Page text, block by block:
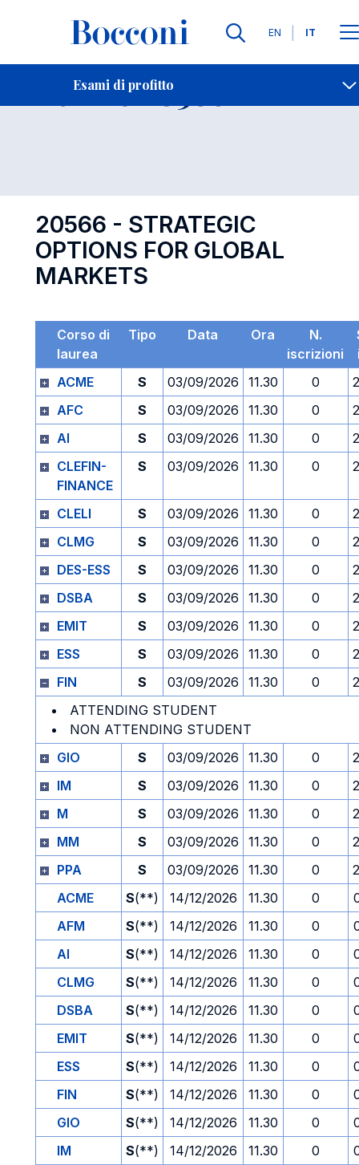
Lingue
EN IT
Esami di profitto
Contatti
Esame 20566 Open
20566 - STRATEGIC
OPTIONS FOR GLOBAL
MARKETS
Corso di
laurea
Tipo Data Ora
N.
iscrizioni
ACME
S 03/09/2026 11.30 0
AFC
S 03/09/2026 11.30 0
AI
S 03/09/2026 11.30 0
CLEFIN-
FINANCE
S 03/09/2026 11.30 0
CLELI S 03/09/2026 11.30 0
CLMG
S 03/09/2026 11.30 0
DES-ESS
S 03/09/2026 11.30 0
DSBA
S 03/09/2026 11.30 0
EMIT
S 03/09/2026 11.30 0
ESS
S 03/09/2026 11.30 0
FIN
S 03/09/2026 11.30 0
ATTENDING STUDENT
NON ATTENDING STUDENT
GIO
S 03/09/2026 11.30 0
IM
S 03/09/2026 11.30 0
M
S 03/09/2026 11.30 0
MM
S 03/09/2026 11.30 0
PPA
S 03/09/2026 11.30 0
ACME
S(**) 14/12/2026 11.30 0
AFM
S(**) 14/12/2026 11.30 0
AI
S(**) 14/12/2026 11.30 0
CLMG
S(**) 14/12/2026 11.30 0
DSBA
S(**) 14/12/2026 11.30 0
EMIT
S(**) 14/12/2026 11.30 0
ESS
S(**) 14/12/2026 11.30 0
FIN
S(**) 14/12/2026 11.30 0
GIO
S(**) 14/12/2026 11.30 0
IM
S(**) 14/12/2026 11.30 0